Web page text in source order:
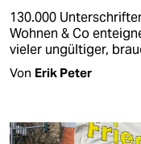
130.000
Wohnen & Co
vieler ungültiger,
Von Erik Peter